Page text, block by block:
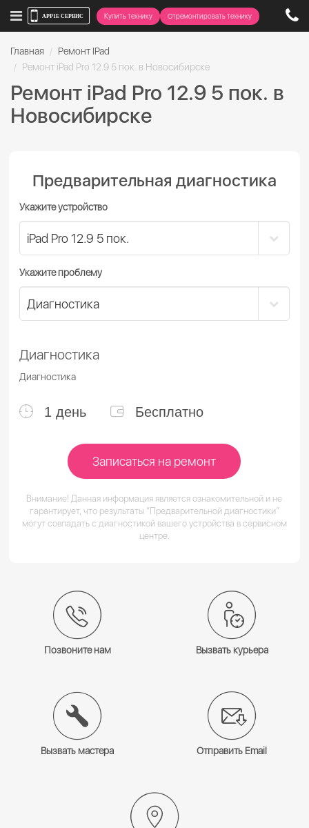
Купить технику Отремонтировать технику
Главная
Ремонт IPad
Ремонт iPad Pro 12.9 5 пок. в Новосибирске
Ремонт iPad Pro 12.9 5 пок. в
Новосибирске
Предварительная диагностика
Укажите устройство
Укажите проблему
Диагностика
Диагностика
1 день Бесплатно
Записаться на ремонт
Внимание! Данная информация является ознакомительной и не
гарантирует, что результаты “Предварительной диагностики”
могут совпадать с диагностикой вашего устройства в сервисном
центре.
Позвоните нам Вызвать курьера
Вызвать мастера Отправить Email